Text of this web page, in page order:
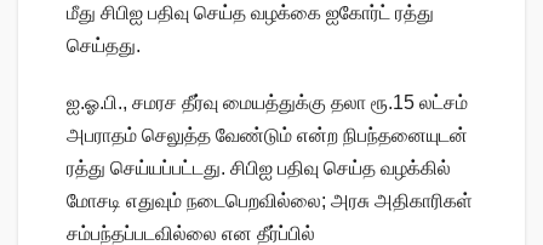
மீது சிபிஐ பதிவு செய்த வழக்கை ஐகோர்ட் ரத்து
செய்தது.
ஐ.ஓ.பி., சமரச தீர்வு மையத்துக்கு தலா ரூ.15 லட்சம்
அபராதம் செலுத்த வேண்டும் என்ற நிபந்தனையுடன்
ரத்து செய்யப்பட்டது. சிபிஐ பதிவு செய்த வழக்கில்
மோசடி எதுவும் நடைபெறவில்லை; அரசு அதிகாரிகள்
சம்பந்தப்படவில்லை என தீர்ப்பில்